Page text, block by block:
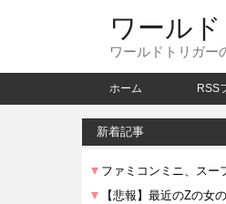
ワール
ワールドトリガー
ホーム RSS
新着記事